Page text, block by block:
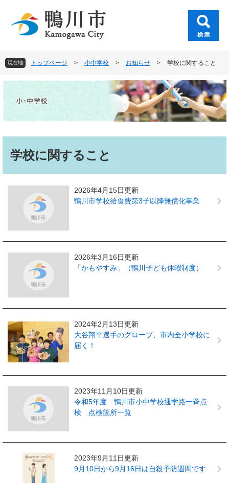
頭
で
す
飛
ば
し
本
文
へ
現在地 トップページ > 小中学校 > お知らせ > 学校に関すること
学校に関すること
2026年4月15日更新
鴨川市学校給食費第3子以降無償化事業
2026年3月16日更新
「かもやすみ」（鴨川子ども休暇制度）
2024年2月13日更新
大谷翔平選手のグローブ、市内全小学校に
届く！
2023年11月10日更新
令和5年度 鴨川市小中学校通学路一斉点
検 点検箇所一覧
2023年9月11日更新
9月10日から9月16日は自殺予防週間です